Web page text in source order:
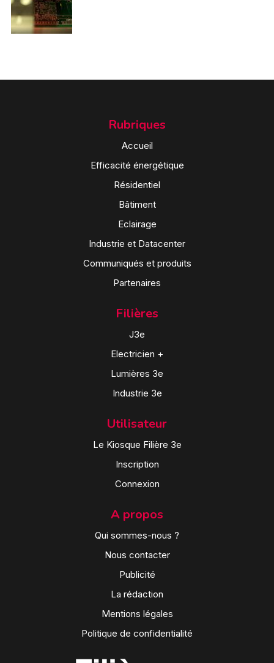
Rubriques
Accueil
Efficacité énergétique
Résidentiel
Bâtiment
Eclairage
Industrie et Datacenter
Communiqués et produits
Partenaires
Filières
J3e
Electricien +
Lumières 3e
Industrie 3e
Utilisateur
Le Kiosque Filière 3e
Inscription
Connexion
A propos
Qui sommes-nous ?
Nous contacter
Publicité
La rédaction
Mentions légales
Politique de confidentialité